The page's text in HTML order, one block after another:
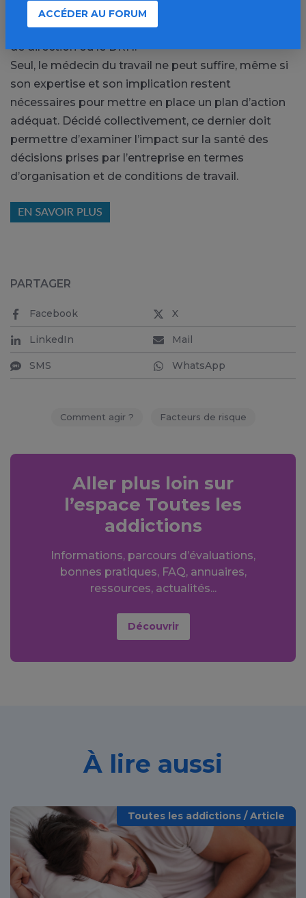
démarche de prévention doit être portée au plus
haut niveau stratégique par le dirigeant, le comité
de direction ou le DRH.
Seul, le médecin du travail ne peut suffire, même si
son expertise et son implication restent
nécessaires pour mettre en place un plan d’action
adéquat. Décidé collectivement, ce dernier doit
permettre d’examiner l’impact sur la santé des
décisions prises par l’entreprise en termes
d’organisation et de conditions de travail.
PARTAGER
Facebook X
LinkedIn Mail
SMS WhatsApp
Comment agir ? Facteurs de risque
Aller plus loin sur
l’espace Toutes les
addictions
Informations, parcours d’évaluations,
bonnes pratiques, FAQ, annuaires,
ressources, actualités...
Découvrir
À lire aussi
Toutes les addictions / Article
ACCÉDER AU FORUM